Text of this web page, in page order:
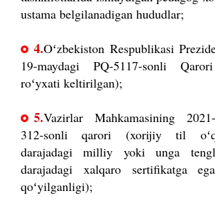
ustama belgilanadigan hududlar;
4.Oʻzbekiston Respublikasi
19-maydagi PQ-5117-sonli
roʻyxati keltirilgan);
5.Vazirlar Mahkamasining
312-sonli qarori (xorijiy til
darajadagi milliy yoki unga
darajadagi xalqaro sertifikatga
qoʻyilganligi);